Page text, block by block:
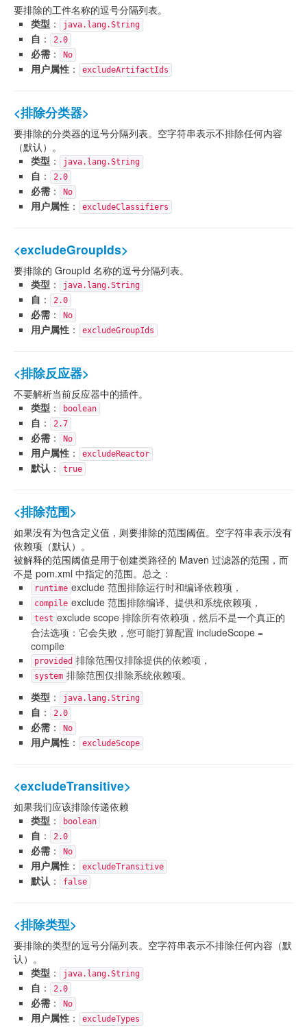
要排除的工件名称的逗号分隔列表。
类型 ： java.lang.String
自 ： 2.0
必需 ： No
用户属性 ： excludeArtifactIds
<排除分类器>
要排除的分类器的逗号分隔列表。空字符串表示不排除任何内容
（默认）。
类型 ： java.lang.String
自 ： 2.0
必需 ： No
用户属性 ： excludeClassifiers
<excludeGroupIds>
要排除的 GroupId 名称的逗号分隔列表。
类型 ： java.lang.String
自 ： 2.0
必需 ： No
用户属性 ： excludeGroupIds
<排除反应器>
不要解析当前反应器中的插件。
类型 ： boolean
自 ： 2.7
必需 ： No
用户属性 ： excludeReactor
默认 ： true
<排除范围>
如果没有为包含定义值，则要排除的范围阈值。空字符串表示没有
依赖项（默认）。
被解释的范围阈值是用于创建类路径的 Maven 过滤器的范围，而
不是 pom.xml 中指定的范围。总之：
runtime exclude 范围排除运行时和编译依赖项，
compile exclude 范围排除编译、提供和系统依赖项，
test exclude scope 排除所有依赖项，然后不是一个真正的
合法选项：它会失败，您可能打算配置 includeScope =
compile
provided 排除范围仅排除提供的依赖项，
system 排除范围仅排除系统依赖项。
类型 ： java.lang.String
自 ： 2.0
必需 ： No
用户属性 ： excludeScope
<excludeTransitive>
如果我们应该排除传递依赖
类型 ： boolean
自 ： 2.0
必需 ： No
用户属性 ： excludeTransitive
默认 ： false
<排除类型>
要排除的类型的逗号分隔列表。空字符串表示不排除任何内容（默
认）。
类型 ： java.lang.String
自 ： 2.0
必需 ： No
用户属性 ： excludeTypes